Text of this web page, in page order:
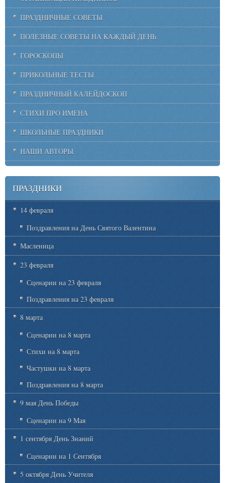
ПРАЗДНИЧНЫЕ СОВЕТЫ
ПОЛЕЗНЫЕ СОВЕТЫ НА КАЖДЫЙ ДЕНЬ
ГОРОСКОПЫ
ПРИКОЛЬНЫЕ ТЕСТЫ
ПРАЗДНИЧНЫЙ КАЛЕЙДОСКОП
СТИХИ ПРО ИМЕНА
ШКОЛЬНЫЕ ПРАЗДНИКИ
НАШИ АВТОРЫ
ПРАЗДНИКИ
14 февраля
Поздравления на День Святого Валентина
Масленица
23 февраля
Сценарии на 23 февраля
Поздравления на 23 февраля
8 марта
Сценарии на 8 марта
Стихи на 8 марта
Частушки на 8 марта
Поздравления на 8 марта
9 мая День Победы
Сценарии на 9 Мая
1 сентября День Знаний
Сценарии на 1 Сентября
5 октября День Учителя